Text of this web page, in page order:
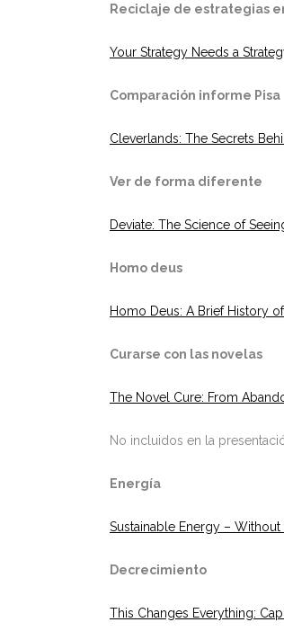
Reciclaje de estrategias
Your Strategy Needs a
Comparación informe Pisa
Cleverlands: The Secrets
Ver de forma diferente
Deviate: The Science of
Homo deus
Homo Deus: A Brief History
Curarse con las novelas
The Novel Cure: From
No incluidos en la
Energía
Sustainable Energy – Without
Decrecimiento
This Changes Everything: